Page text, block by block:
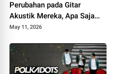
Perubahan pada Gitar
Akustik Mereka, Apa Saja
yang Berubah
May 11, 2026